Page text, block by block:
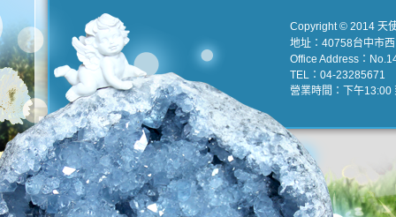
Copyright © 2014 天
地址：40758台中市
Office Address：
TEL：04-23285671
營業時間：下午13:00